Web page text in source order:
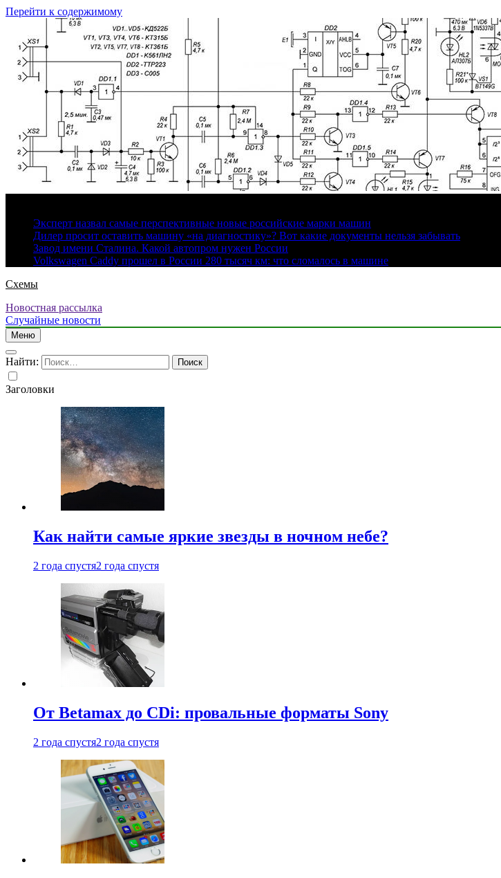
Перейти к содержимому
Эксперт назвал самые перспективные новые российские марки машин
Дилер просит оставить машину «на диагностику»? Вот какие документы нельзя забывать
Завод имени Сталина. Какой автопром нужен России
Volkswagen Caddy прошел в России 280 тысяч км: что сломалось в машине
Схемы
Новостная рассылка
Случайные новости
Меню
Найти:
Заголовки
Как найти самые яркие звезды в ночном небе?
2 года спустя2 года спустя
От Betamax до CDi: провальные форматы Sony
2 года спустя2 года спустя